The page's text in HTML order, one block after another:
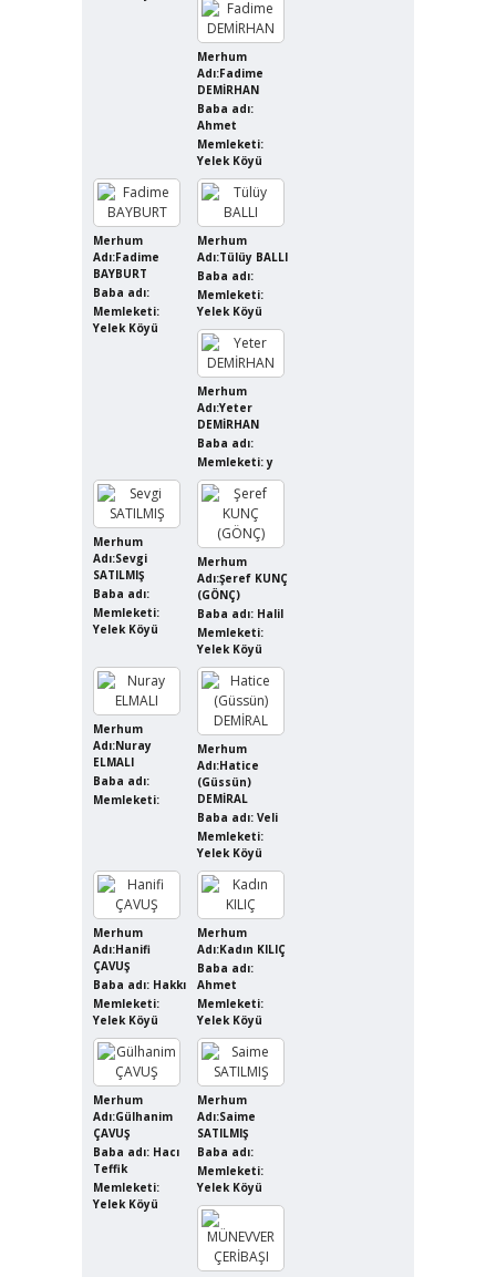
Merhum
Adı:Fadime
DEMİRHAN
Baba adı:
Ahmet
Memleketi:
Yelek Köyü
Merhum
Adı:Fadime
BAYBURT
Baba adı:
Memleketi:
Yelek Köyü
Merhum
Adı:Tülüy BALLI
Baba adı:
Memleketi:
Yelek Köyü
Merhum
Adı:Yeter
DEMİRHAN
Baba adı:
Memleketi: y
Merhum
Adı:Sevgi
SATILMIŞ
Baba adı:
Memleketi:
Yelek Köyü
Merhum
Adı:Şeref KUNÇ
(GÖNÇ)
Baba adı: Halil
Memleketi:
Yelek Köyü
Merhum
Adı:Nuray
ELMALI
Baba adı:
Memleketi:
Merhum
Adı:Hatice
(Güssün)
DEMİRAL
Baba adı: Veli
Memleketi:
Yelek Köyü
Merhum
Adı:Hanifi
ÇAVUŞ
Baba adı: Hakkı
Memleketi:
Yelek Köyü
Merhum
Adı:Kadın KILIÇ
Baba adı:
Ahmet
Memleketi:
Yelek Köyü
Merhum
Adı:Gülhanim
ÇAVUŞ
Baba adı: Hacı
Teffik
Memleketi:
Yelek Köyü
Merhum
Adı:Saime
SATILMIŞ
Baba adı:
Memleketi:
Yelek Köyü